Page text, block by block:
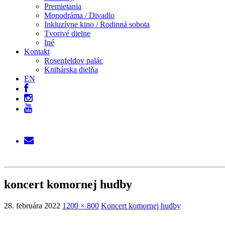
Premietania
Monodráma / Divadlo
Inkluzívne kino / Rodinná sobota
Tvorivé dielne
Iné
Kontakt
Rosenfeldov palác
Knihárska dielňa
EN
koncert komornej hudby
28. februára 2022 1200 × 800 Koncert komornej hudby